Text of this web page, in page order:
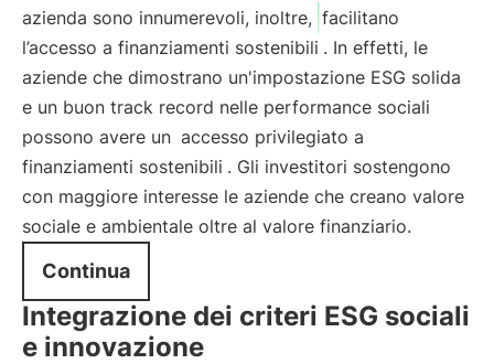
azienda sono innumerevoli, inoltre, facilitano
l’accesso a finanziamenti sostenibili . In effetti, le
aziende che dimostrano un'impostazione ESG solida
e un buon track record nelle performance sociali
possono avere un accesso privilegiato a
finanziamenti sostenibili . Gli investitori sostengono
con maggiore interesse le aziende che creano valore
sociale e ambientale oltre al valore finanziario.
Continua
Integrazione dei criteri ESG sociali
e innovazione